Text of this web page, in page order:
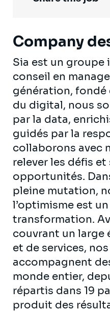
Company
Sia est un
conseil en
génération, fondé
du digital, nous
par la data,
guidés par la
collaborons avec
relever les défis et
opportunités.
pleine mutation,
l’optimisme est
transformation.
couvrant un large
et de services,
accompagnent
monde entier,
répartis dans 19
produit des